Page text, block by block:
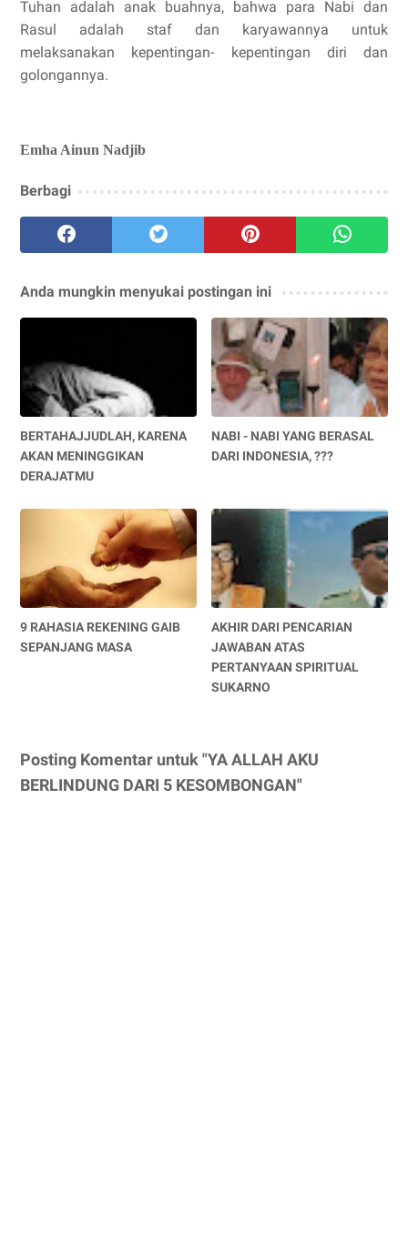
Tuhan adalah anak buahnya, bahwa para Nabi dan
Rasul
adalah staf dan karyawannya untuk
melaksanakan kepentingan- kepentingan diri
dan
golongannya.
Emha Ainun Nadjib
Berbagi
Anda mungkin menyukai postingan ini
BERTAHAJJUDLAH, KARENA
AKAN MENINGGIKAN
DERAJATMU
NABI - NABI YANG BERASAL
DARI INDONESIA, ???
9 RAHASIA REKENING GAIB
SEPANJANG MASA
AKHIR DARI PENCARIAN
JAWABAN ATAS
PERTANYAAN SPIRITUAL
SUKARNO
Posting Komentar untuk "YA ALLAH AKU
BERLINDUNG DARI 5 KESOMBONGAN"